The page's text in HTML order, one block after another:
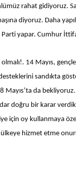
rahat gidiyoruz.
diyoruz. Daha
Parti yapar. Cumhur
14 Mayıs,
sandıkta
Mayıs’ta da
doğru bir karar
için oy kullanmaya
hizmet etme